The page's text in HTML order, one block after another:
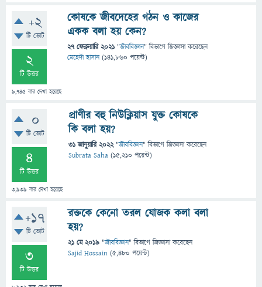
+2
টি ভোট
2
টি উত্তর
9,745 বার দেখা হয়েছে
কোষকে জীবদেহের গঠন ও কাজের
একক বলা হয় কেন?
27 ফেব্রুয়ারি 2021 "জীববিজ্ঞান" বিভাগে জিজ্ঞাসাকরেছেন
মেহেদী হাসান (141,860 পয়েন্ট)
0
টি ভোট
4
টি উত্তর
3,939 বার দেখা হয়েছে
প্রাণীর বহু নিউক্লিয়াস যুক্ত কোষকে
কি বলা হয়?
31 জানুয়ারি 2022 "জীববিজ্ঞান" বিভাগে জিজ্ঞাসাকরেছেন
Subrata Saha (15,210 পয়েন্ট)
+17
টি ভোট
3
টি উত্তর
রক্তকে কেনো তরল যোজক কলা বলা
হয়?
21 মে 2019 "জীববিজ্ঞান" বিভাগে জিজ্ঞাসাকরেছেন
Sajid Hossain (5,480 পয়েন্ট)